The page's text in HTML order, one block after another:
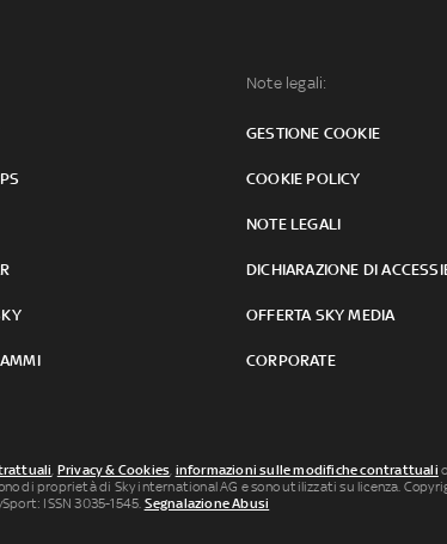
Note legali:
GESTIONE COOKIE
COOKIE POLICY
NOTE LEGALI
DICHIARAZIONE DI
OFFERTA SKY MEDIA
CORPORATE
, Privacy & Cookies, informazioni sulle modifiche contrattuali
proprietà di Sky international AG e sono utilizzati su licenza.
ISSN 3035-1545. Segnalazione Abusi